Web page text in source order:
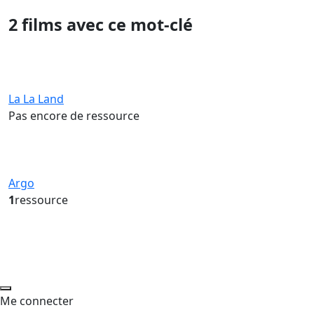
2 films avec ce mot-clé
La La Land
Pas encore de ressource
Argo
1ressource
Me connecter